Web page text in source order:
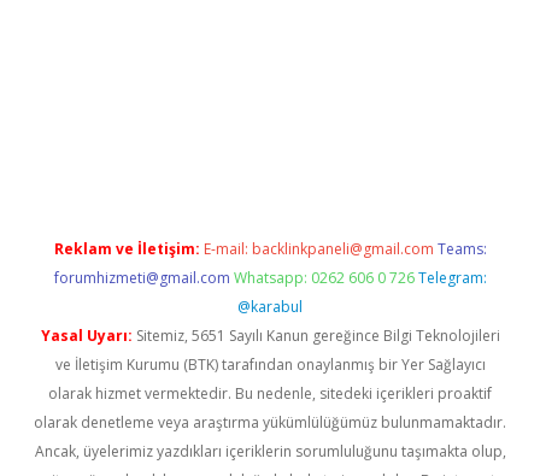
Reklam ve İletişim: E-mail: backlinkpaneli@gmail.com Teams:
forumhizmeti@gmail.com Whatsapp: 0262 606 0 726 Telegram:
@karabul
Yasal Uyarı: Sitemiz, 5651 Sayılı Kanun gereğince Bilgi Teknolojileri
ve İletişim Kurumu (BTK) tarafından onaylanmış bir Yer Sağlayıcı
olarak hizmet vermektedir. Bu nedenle, sitedeki içerikleri proaktif
olarak denetleme veya araştırma yükümlülüğümüz bulunmamaktadır.
Ancak, üyelerimiz yazdıkları içeriklerin sorumluluğunu taşımakta olup,